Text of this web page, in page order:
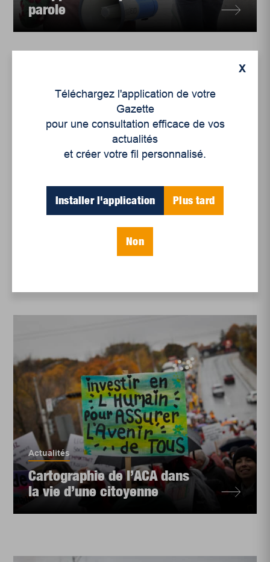
parole
L’ACA : des valeurs à
l’épreuve du temps
Actualités
Cartographie de l’ACA dans
la vie d’une citoyenne
X
Téléchargez l'application de votre
Gazette
pour une consultation efficace de vos
actualités
et créer votre fil personnalisé.
Installer l'application Plus tard
Non